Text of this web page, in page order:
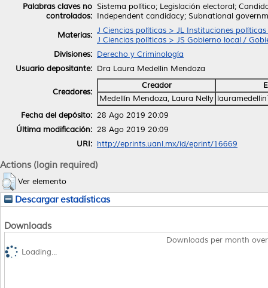
Palabras claves no
controlados:
Sistema político; Legislación electoral;
Independent candidacy; Subnational
Materias: J Ciencias políticas > JL Instituciones
J Ciencias políticas > JS Gobierno local /
Divisiones: Derecho y Criminología
Usuario depositante: Dra Laura Medellin Mendoza
Creadores:
Creador
Medellín Mendoza, Laura Nelly
Fecha del depósito: 28 Ago 2019 20:09
Última modificación: 28 Ago 2019 20:09
URI: http://eprints.uanl.mx/id/eprint/16669
Actions (login required)
Ver elemento
Descargar estadísticas
Downloads
Downloads per month
Loading...